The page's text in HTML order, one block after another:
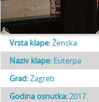
Vrsta klape:Ženska
Naziv klape: Euterpa
Grad:Zagreb
Godina osnutka:2017.